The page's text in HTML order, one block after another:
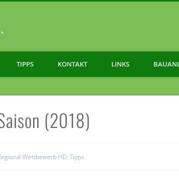
TIPPS KONTAKT LINKS
(2018)
Wettbewerb HD, Tipps